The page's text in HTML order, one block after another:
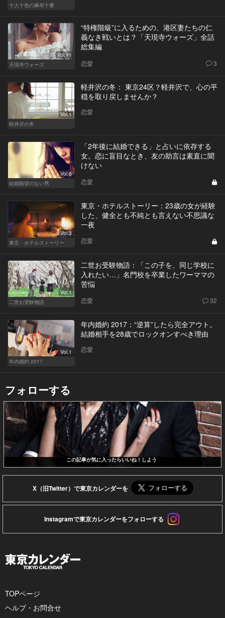
十人十色の麻布十番
Vol.11
天現寺ウォーズ
“特権階級”に入るための、港区妻たちの仁
義なき戦いとは？「天現寺ウォーズ」全話
総集編
恋愛 3
Vol.1
軽井沢の冬
軽井沢の冬： 東京24区？軽井沢で、心の平
穏を取り戻しませんか？
恋愛
Vol.6
結婚願望のない男
「2年後に結婚できる」と占いに依存する
女。恋に盲目なとき、友の助言は素直に聞
けない
恋愛
Vol.3
東京・ホテルストーリー
東京・ホテルストーリー：23歳の女が経験
した、健全とも不純とも言えない不思議な
一夜
恋愛
Vol.1
二世お受験物語
二世お受験物語：「この子を、同じ学校に
入れたい…」名門校を卒業したワーママの
苦悩
恋愛 32
Vol.1
年内婚約 2017
年内婚約 2017：“逆算”したら完全アウト。
結婚相手を28歳でロックオンすべき理由
恋愛
フォローする
この記事が気に入ったらいいね！しよう
X（旧Twitter）で東京カレンダーを
Instagramで東京カレンダーをフォローする
TOPページ
ヘルプ・お問合せ